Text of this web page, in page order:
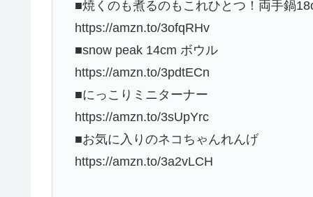
■焼くのも煮るのもこれひとつ！両手鍋
https://amzn.to/3ofqRHv
■snow peak 14cm ボウル
https://amzn.to/3pdtECn
■にっこりミニターナー
https://amzn.to/3sUpYrc
■お気に入りのネコちゃんれんげ
https://amzn.to/3a2vLCH